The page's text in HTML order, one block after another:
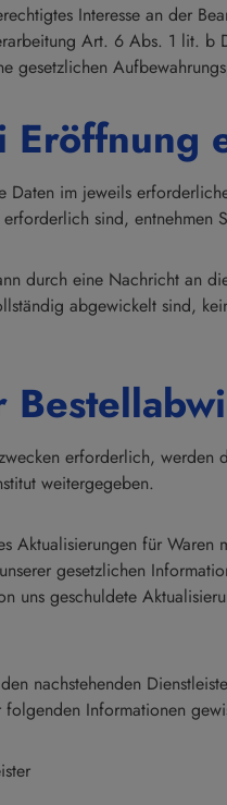
Interesse an der
Art. 6 Abs. 1 lit.
gesetzlichen
im jeweils
sind, entnehmen
durch eine Nachricht an
abgewickelt sind,
erforderlich,
weitergegeben.
Aktualisierungen für
gesetzlichen
uns geschuldete
nachstehenden
Informationen